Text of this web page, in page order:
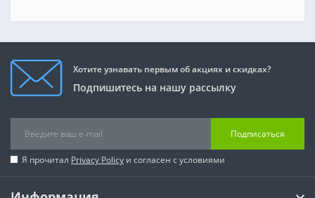
Хотите узнавать первым об акциях и скидках?
Подпишитесь на нашу рассылку
Подписаться
Я прочитал Privacy Policy и согласен с условиями